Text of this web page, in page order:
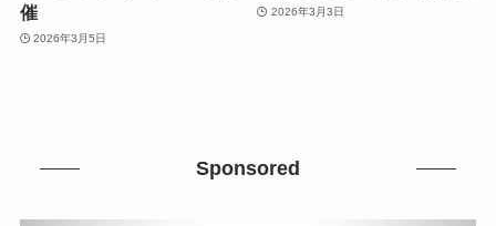
催
2026年3月5日
2026年3月3日
Sponsored